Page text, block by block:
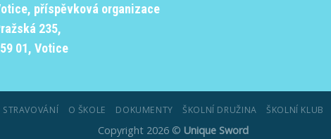
příspěvková organizace
235,
01, Votice
STRAVOVÁNÍ O ŠKOLE DOKUMENTY ŠKOLNÍ DRUŽINA ŠKOLNÍ KLUB
Copyright 2026 © Unique Sword